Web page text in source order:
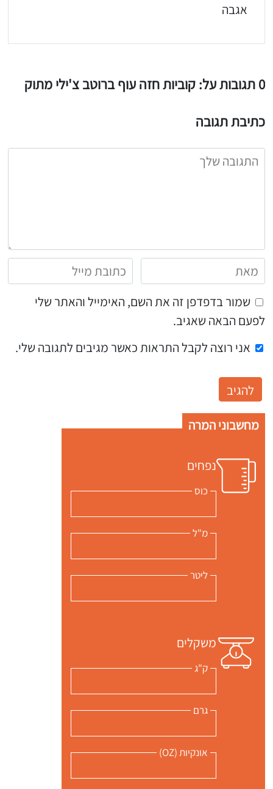
אגבה
0 תגובות על: קוביות חזה עוף ברוטב צ'ילי מתוק
כתיבת תגובה
שמור בדפדפן זה את השם, האימייל והאתר שלי
לפעם הבאה שאגיב.
אני רוצה לקבל התראות כאשר מגיבים לתגובה שלי.
מחשבוני המרה
נפחים
כוס
מ"ל
ליטר
משקלים
ק"ג
גרם
אונקיות (OZ)